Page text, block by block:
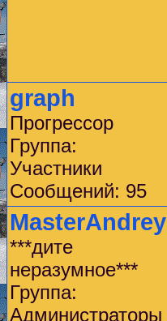
graph
Прогрессор
Группа:
Участники
Сообщений: 95
MasterAndrey
***дите
неразумное***
Группа:
Администраторы